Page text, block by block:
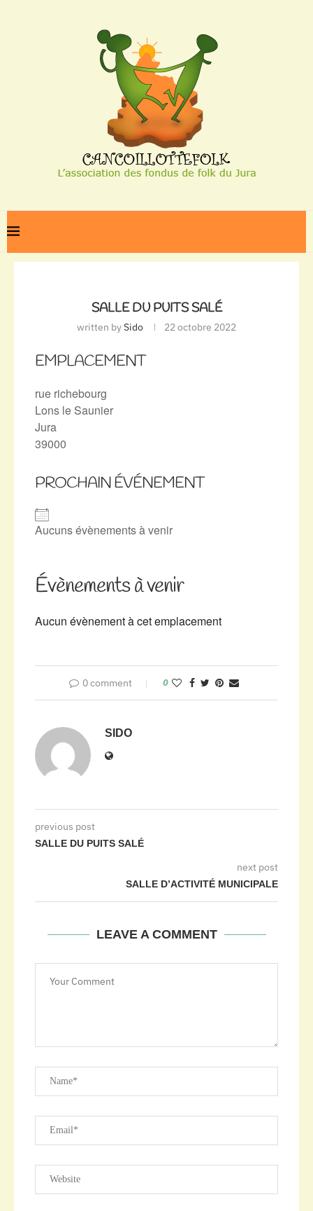
SALLE DU PUITS SALÉ
written bySido 22 octobre 2022
EMPLACEMENT
rue richebourg
Lons le Saunier
Jura
39000
PROCHAIN ÉVÉNEMENT
Aucuns évènements à venir
Évènements à venir
Aucun évènement à cet emplacement
0 comment 0
SIDO
previous post
SALLE DU PUITS SALÉ
next post
SALLE D’ACTIVITÉ MUNICIPALE
LEAVE A COMMENT